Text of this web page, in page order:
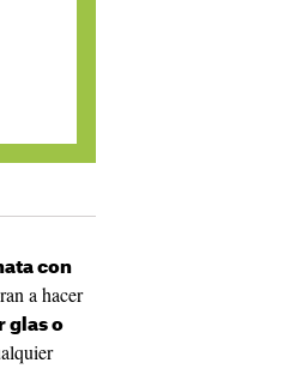
con
a hacer
glas o